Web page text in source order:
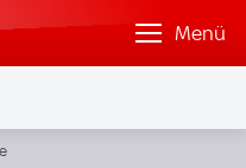
Menü